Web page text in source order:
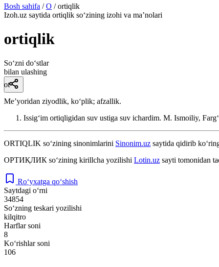
Bosh sahifa / O / ortiqlik
Izoh.uz saytida ortiqlik so‘zining izohi va ma’nolari
ortiqlik
So‘zni do‘stlar
bilan ulashing
ot
Meʼyoridan ziyodlik, koʻplik; afzallik.
Issigʻim ortiqligidan suv ustiga suv ichardim. M. Ismoiliy,
ORTIQLIK so‘zining sinonimlarini Sinonim.uz saytida qidirib
ОРТИҚЛИК so‘zining kirillcha yozilishi Lotin.uz sayti tomonidan
Ro‘yxatga qo‘shish
Saytdagi o‘rni
34854
So‘zning teskari yozilishi
kilqitro
Harflar soni
8
Ko‘rishlar soni
106